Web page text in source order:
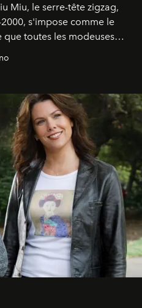
Miu, le serre-tête zigzag,
s'impose comme le
toutes les modeuses